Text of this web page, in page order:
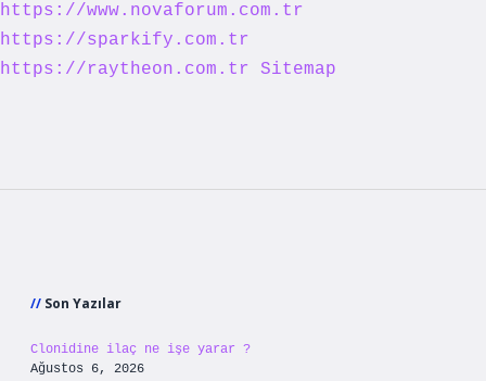
https://www.novaforum.com.tr
https://sparkify.com.tr
https://raytheon.com.tr
Sitemap
Son Yazılar
Clonidine ilaç ne işe yarar ?
Ağustos 6, 2026